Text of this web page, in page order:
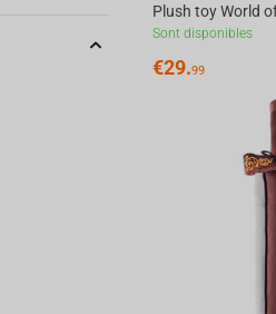
Sont disponibles
€29.99